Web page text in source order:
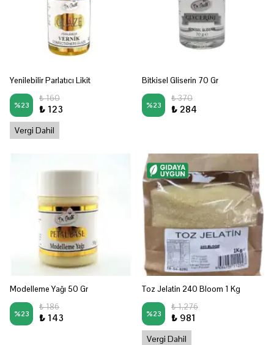
Yenilebilir Parlatıcı Likit
%23
₺ 160
₺ 123
Vergi Dahil
Bitkisel Gliserin 70 Gr
%23
₺ 370
₺ 284
Modelleme Yağı 50 Gr
%23
₺ 186
₺ 143
Toz Jelatin 240 Bloom 1 Kg
%23
₺ 1,276
₺ 981
Vergi Dahil